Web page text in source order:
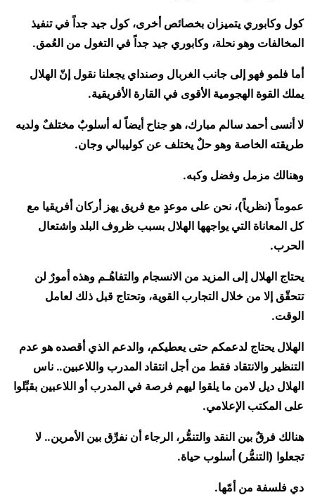
كول وكابوري يتميزان بخصائص أخرى، كول جيد جداً في تنفيذ
المخالفات وهو نحلة، وكابوري جيد جداً في التغول من العُمق.
أما فلمو فهو إلى جانب الغربال وصنداي يجعلنا نقول إنّ الهلال
يملك القوة الهجومية الأقوى في القارة الأفريقية.
لا أنسى أحمد سالم مبارك، هو جناح أيضاً له أسلوبٌ مختلفٌ ولديه
طريقته الخاصة وهو حلٌ يختلف عن كوليبالي وجان.
وهنالك مزمل وفضل وكبه.
عموماً (نظرياً)، نحن على موعدٍ مع فريق يهز أركان أفريقيا مع
كل المعاناة التي يواجهها الهلال بسبب ظروف البلد واشتعال
الحرب.
يحتاج الهلال إلى المزيد من الانسجام والتفاهُـم وهذه أمورٌ لن
تتحقّق إلا من خلال التجارب القوية، وتحتاج قبل ذلك لعامل
الوقت.
الهلال يحتاج لدعمكم حتى يعطيكم، والدعم الذي أقصده هو عدم
التنظير والانتقاد فقط من أجل انتقاد المدرب واللاعبين.. ناس
الهلال ديل لامن ما يلقوا ليهم فرصة في المدرب أو اللاعبين بقبِّلوا
على المكتب الإعلامي.
هنالك فرقٌ بين النقد والتنمُّر، الرجاء أن نفرِّق بين الأمرين.. لا
تجعلوا (التنمُّر) أسلوب حياة.
دي فلسفة من أمّها.